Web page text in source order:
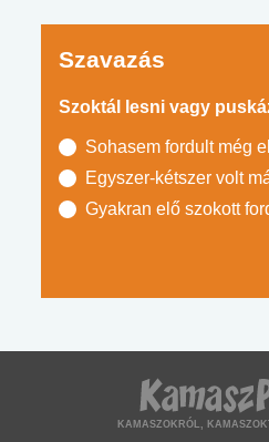
Szavazás
Szoktál lesni vagy
Sohasem fordult még
Egyszer-kétszer volt
Gyakran elő szokott
KAMASZOKRÓL,